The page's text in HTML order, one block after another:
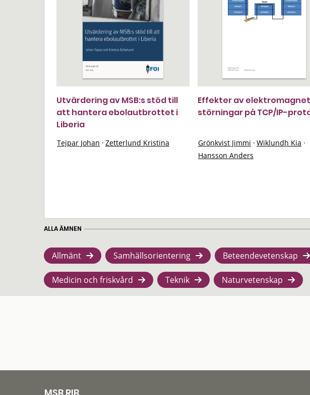
Utvärdering av MSB:s stöd till
att hantera ebolautbrottet i
Liberia
Tejpar Johan · Zetterlund Kristina
Effekter av
störningar på TCP/IP-
Grönkvist Jimmi · Wiklundh Kia ·
Hansson Anders
ALLA ÄMNEN
Allmänt Samhällsorientering Beteendevetenskap
Medicin och friskvård Teknik Naturvetenskap